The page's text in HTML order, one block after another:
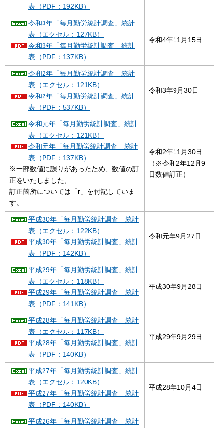
表（PDF：192KB）
令和3年「毎月勤労統計調査」統計
表（エクセル：127KB）
令和3年「毎月勤労統計調査」統計
表（PDF：137KB）
令和4年11月15日
令和2年「毎月勤労統計調査」統計
表（エクセル：121KB）
令和2年「毎月勤労統計調査」統計
表（PDF：537KB）
令和3年9月30日
令和元年「毎月勤労統計調査」統計
表（エクセル：121KB）
令和元年「毎月勤労統計調査」統計
表（PDF：137KB）
※一部数値に誤りがあったため、数値の訂
正をいたしました。
訂正箇所については「r」を付記していま
す。
令和2年11月30日
（※令和2年12月9
日数値訂正）
平成30年「毎月勤労統計調査」統計
表（エクセル：122KB）
平成30年「毎月勤労統計調査」統計
表（PDF：142KB）
令和元年9月27日
平成29年「毎月勤労統計調査」統計
表（エクセル：118KB）
平成29年「毎月勤労統計調査」統計
表（PDF：141KB）
平成30年9月28日
平成28年「毎月勤労統計調査」統計
表（エクセル：117KB）
平成28年「毎月勤労統計調査」統計
表（PDF：140KB）
平成29年9月29日
平成27年「毎月勤労統計調査」統計
表（エクセル：120KB）
平成27年「毎月勤労統計調査」統計
表（PDF：140KB）
平成28年10月4日
平成26年「毎月勤労統計調査」統計